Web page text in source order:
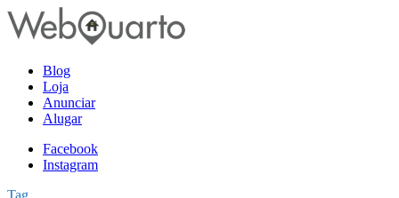
Blog
Loja
Anunciar
Alugar
Facebook
Instagram
Tag